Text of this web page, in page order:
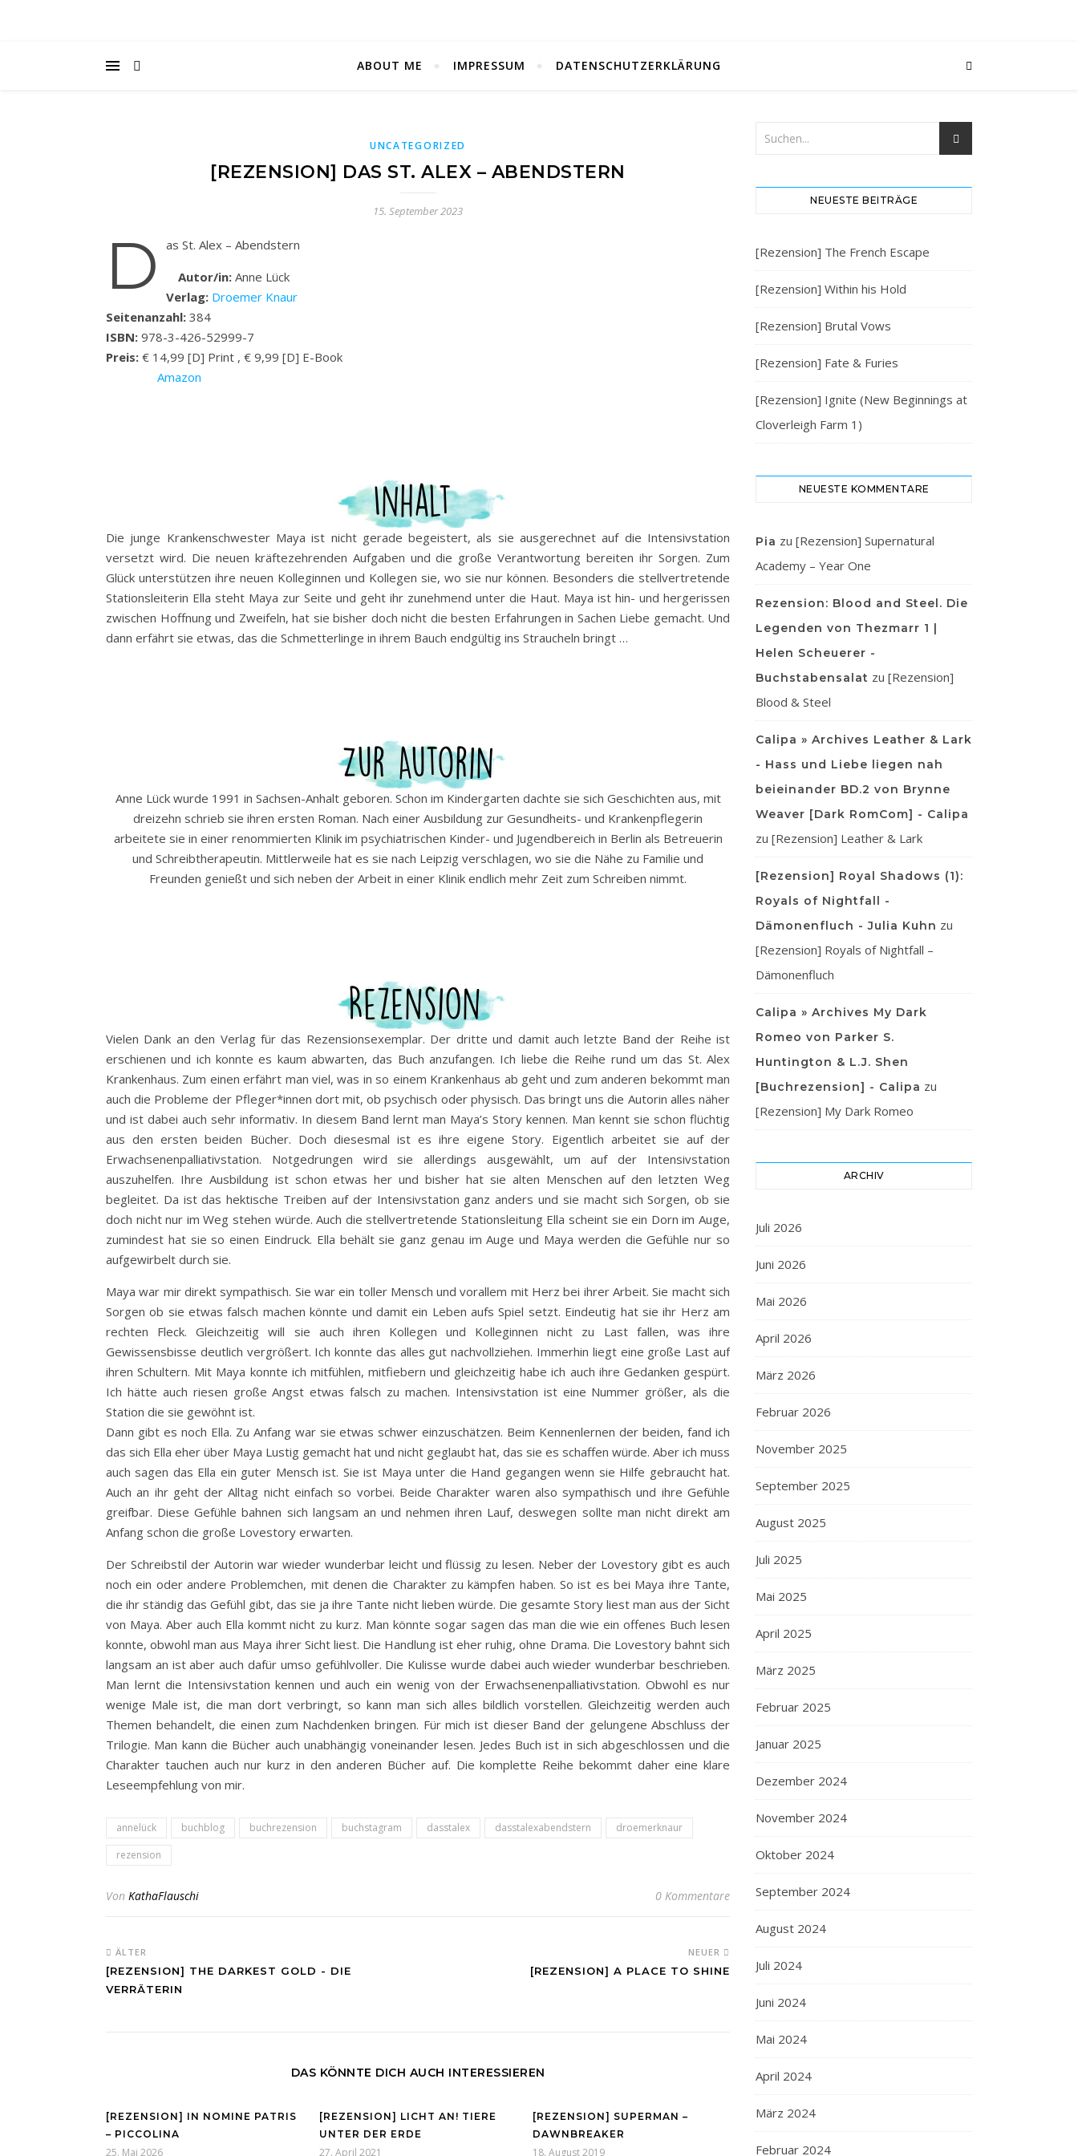
ABOUT ME IMPRESSUM DATENSCHUTZERKLÄRUNG
UNCATEGORIZED
[REZENSION] DAS ST. ALEX – ABENDSTERN
15. September 2023
D
as St. Alex – Abendstern
Autor/in: Anne Lück
Verlag: Droemer Knaur
Seitenanzahl: 384
ISBN: 978-3-426-52999-7
Preis: € 14,99 [D] Print , € 9,99 [D] E-Book
Amazon
Die junge Krankenschwester Maya ist nicht gerade begeistert, als sie ausgerechnet auf die Intensivstation
versetzt wird. Die neuen kräftezehrenden Aufgaben und die große Verantwortung bereiten ihr Sorgen. Zum
Glück unterstützen ihre neuen Kolleginnen und Kollegen sie, wo sie nur können. Besonders die stellvertretende
Stationsleiterin Ella steht Maya zur Seite und geht ihr zunehmend unter die Haut. Maya ist hin- und hergerissen
zwischen Hoffnung und Zweifeln, hat sie bisher doch nicht die besten Erfahrungen in Sachen Liebe gemacht. Und
dann erfährt sie etwas, das die Schmetterlinge in ihrem Bauch endgültig ins Straucheln bringt …
Anne Lück wurde 1991 in Sachsen-Anhalt geboren. Schon im Kindergarten dachte sie sich Geschichten aus, mit
dreizehn schrieb sie ihren ersten Roman. Nach einer Ausbildung zur Gesundheits- und Krankenpflegerin
arbeitete sie in einer renommierten Klinik im psychiatrischen Kinder- und Jugendbereich in Berlin als Betreuerin
und Schreibtherapeutin. Mittlerweile hat es sie nach Leipzig verschlagen, wo sie die Nähe zu Familie und
Freunden genießt und sich neben der Arbeit in einer Klinik endlich mehr Zeit zum Schreiben nimmt.
Vielen Dank an den Verlag für das Rezensionsexemplar. Der dritte und damit auch letzte Band der Reihe ist
erschienen und ich konnte es kaum abwarten, das Buch anzufangen. Ich liebe die Reihe rund um das St. Alex
Krankenhaus. Zum einen erfährt man viel, was in so einem Krankenhaus ab geht und zum anderen bekommt man
auch die Probleme der Pfleger*innen dort mit, ob psychisch oder physisch. Das bringt uns die Autorin alles näher
und ist dabei auch sehr informativ. In diesem Band lernt man Maya’s Story kennen. Man kennt sie schon flüchtig
aus den ersten beiden Bücher. Doch diesesmal ist es ihre eigene Story. Eigentlich arbeitet sie auf der
Erwachsenenpalliativstation. Notgedrungen wird sie allerdings ausgewählt, um auf der Intensivstation
auszuhelfen. Ihre Ausbildung ist schon etwas her und bisher hat sie alten Menschen auf den letzten Weg
begleitet. Da ist das hektische Treiben auf der Intensivstation ganz anders und sie macht sich Sorgen, ob sie
doch nicht nur im Weg stehen würde. Auch die stellvertretende Stationsleitung Ella scheint sie ein Dorn im Auge,
zumindest hat sie so einen Eindruck. Ella behält sie ganz genau im Auge und Maya werden die Gefühle nur so
aufgewirbelt durch sie.
Maya war mir direkt sympathisch. Sie war ein toller Mensch und vorallem mit Herz bei ihrer Arbeit. Sie macht sich
Sorgen ob sie etwas falsch machen könnte und damit ein Leben aufs Spiel setzt. Eindeutig hat sie ihr Herz am
rechten Fleck. Gleichzeitig will sie auch ihren Kollegen und Kolleginnen nicht zu Last fallen, was ihre
Gewissensbisse deutlich vergrößert. Ich konnte das alles gut nachvollziehen. Immerhin liegt eine große Last auf
ihren Schultern. Mit Maya konnte ich mitfühlen, mitfiebern und gleichzeitig habe ich auch ihre Gedanken gespürt.
Ich hätte auch riesen große Angst etwas falsch zu machen. Intensivstation ist eine Nummer größer, als die
Station die sie gewöhnt ist.
Dann gibt es noch Ella. Zu Anfang war sie etwas schwer einzuschätzen. Beim Kennenlernen der beiden, fand ich
das sich Ella eher über Maya Lustig gemacht hat und nicht geglaubt hat, das sie es schaffen würde. Aber ich muss
auch sagen das Ella ein guter Mensch ist. Sie ist Maya unter die Hand gegangen wenn sie Hilfe gebraucht hat.
Auch an ihr geht der Alltag nicht einfach so vorbei. Beide Charakter waren also sympathisch und ihre Gefühle
greifbar. Diese Gefühle bahnen sich langsam an und nehmen ihren Lauf, deswegen sollte man nicht direkt am
Anfang schon die große Lovestory erwarten.
Der Schreibstil der Autorin war wieder wunderbar leicht und flüssig zu lesen. Neber der Lovestory gibt es auch
noch ein oder andere Problemchen, mit denen die Charakter zu kämpfen haben. So ist es bei Maya ihre Tante,
die ihr ständig das Gefühl gibt, das sie ja ihre Tante nicht lieben würde. Die gesamte Story liest man aus der Sicht
von Maya. Aber auch Ella kommt nicht zu kurz. Man könnte sogar sagen das man die wie ein offenes Buch lesen
konnte, obwohl man aus Maya ihrer Sicht liest. Die Handlung ist eher ruhig, ohne Drama. Die Lovestory bahnt sich
langsam an ist aber auch dafür umso gefühlvoller. Die Kulisse wurde dabei auch wieder wunderbar beschrieben.
Man lernt die Intensivstation kennen und auch ein wenig von der Erwachsenenpalliativstation. Obwohl es nur
wenige Male ist, die man dort verbringt, so kann man sich alles bildlich vorstellen. Gleichzeitig werden auch
Themen behandelt, die einen zum Nachdenken bringen. Für mich ist dieser Band der gelungene Abschluss der
Trilogie. Man kann die Bücher auch unabhängig voneinander lesen. Jedes Buch ist in sich abgeschlossen und die
Charakter tauchen auch nur kurz in den anderen Bücher auf. Die komplette Reihe bekommt daher eine klare
Leseempfehlung von mir.
annelück buchblog buchrezension buchstagram dasstalex dasstalexabendstern
droemerknaur
rezension
Von KathaFlauschi 0 Kommentare
ÄLTER
[REZENSION] THE DARKEST GOLD - DIE
VERRÄTERIN
NEUER
[REZENSION] A PLACE TO SHINE
DAS KÖNNTE DICH AUCH INTERESSIEREN
[REZENSION] IN NOMINE PATRIS
– PICCOLINA
25. Mai 2026
[REZENSION] LICHT AN! TIERE
UNTER DER ERDE
27. April 2021
[REZENSION] SUPERMAN –
DAWNBREAKER
18. August 2019
NEUESTE BEITRÄGE
[Rezension] The French Escape
[Rezension] Within his Hold
[Rezension] Brutal Vows
[Rezension] Fate & Furies
[Rezension] Ignite (New Beginnings at
Cloverleigh Farm 1)
NEUESTE KOMMENTARE
Pia zu [Rezension] Supernatural
Academy – Year One
Rezension: Blood and Steel. Die
Legenden von Thezmarr 1 |
Helen Scheuerer -
Buchstabensalat zu [Rezension]
Blood & Steel
Calipa » Archives Leather & Lark
- Hass und Liebe liegen nah
beieinander BD.2 von Brynne
Weaver [Dark RomCom] - Calipa
zu [Rezension] Leather & Lark
[Rezension] Royal Shadows (1):
Royals of Nightfall -
Dämonenfluch - Julia Kuhn zu
[Rezension] Royals of Nightfall –
Dämonenfluch
Calipa » Archives My Dark
Romeo von Parker S.
Huntington & L.J. Shen
[Buchrezension] - Calipa zu
[Rezension] My Dark Romeo
ARCHIV
Juli 2026
Juni 2026
Mai 2026
April 2026
März 2026
Februar 2026
November 2025
September 2025
August 2025
Juli 2025
Mai 2025
April 2025
März 2025
Februar 2025
Januar 2025
Dezember 2024
November 2024
Oktober 2024
September 2024
August 2024
Juli 2024
Juni 2024
Mai 2024
April 2024
März 2024
Februar 2024